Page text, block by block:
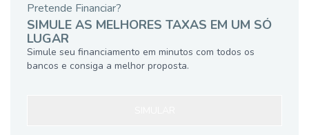
Pretende Financiar?
SIMULE AS MELHORES TAXAS EM UM SÓ
LUGAR
Simule seu financiamento em minutos com todos os
bancos e consiga a melhor proposta.